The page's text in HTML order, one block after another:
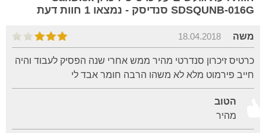
SDSQUNB-016G סנדיסק - נמצאו 1 חוות דעת
משה 18.04.2018
כרטיס זיכרון סנדרטי מהיר ממש אחרי שנה הפסיק לעבוד והיה
חייב פירמוט מלא לא משהו הרבה חומר אבד לי
הטוב
מהיר